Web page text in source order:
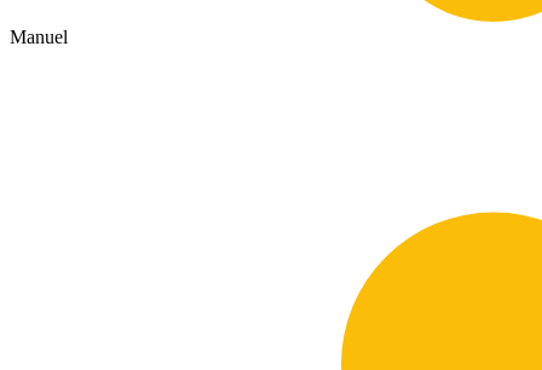
Manuel